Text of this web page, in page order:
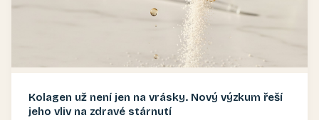
Kolagen už není jen na vrásky. Nový výzkum řeší
jeho vliv na zdravé stárnutí